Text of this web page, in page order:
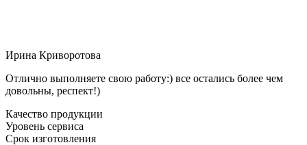
Ирина Криворотова
Отлично выполняете свою работу:) все остались более чем
довольны, респект!)
Качество продукции
Уровень сервиса
Срок изготовления